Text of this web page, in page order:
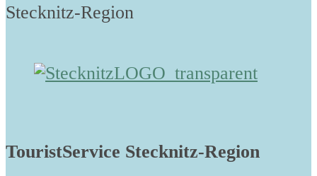
Stecknitz-Region
TouristService Stecknitz-Region